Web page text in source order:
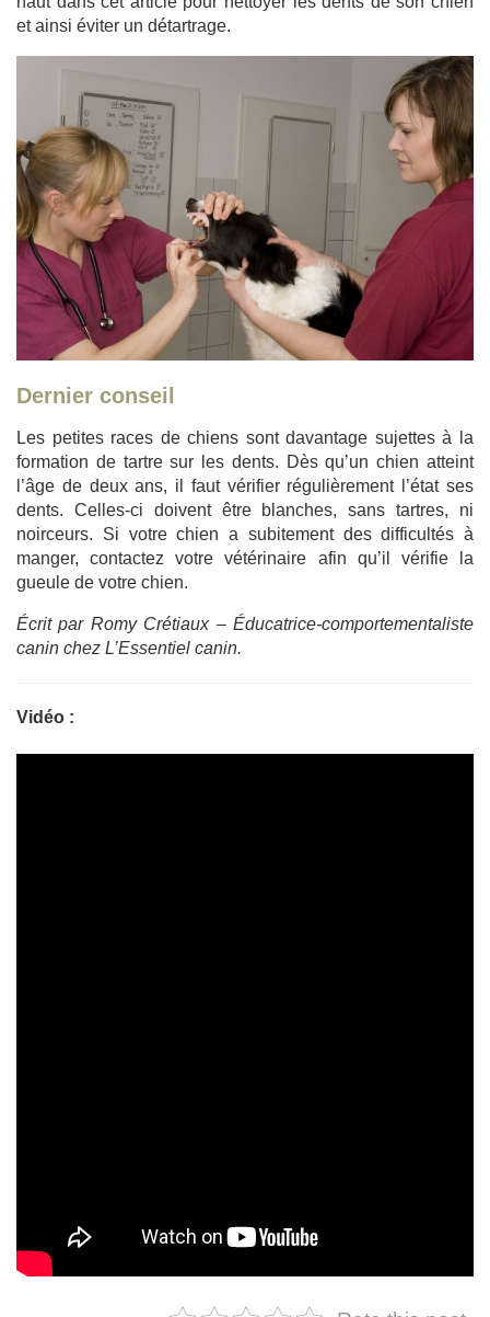
et ainsi éviter un détartrage.
Dernier conseil
Les petites races de chiens sont davantage sujettes à la
formation de tartre sur les dents. Dès qu’un chien atteint
l’âge de deux ans, il faut vérifier régulièrement l’état ses
dents. Celles-ci doivent être blanches, sans tartres, ni
noirceurs. Si votre chien a subitement des difficultés à
manger, contactez votre vétérinaire afin qu’il vérifie la
gueule de votre chien.
Écrit par Romy Crétiaux – Éducatrice-comportementaliste
canin chez L’Essentiel canin.
Vidéo :